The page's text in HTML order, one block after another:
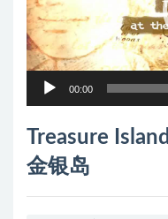
器
00:00
Treasure Island
金银岛